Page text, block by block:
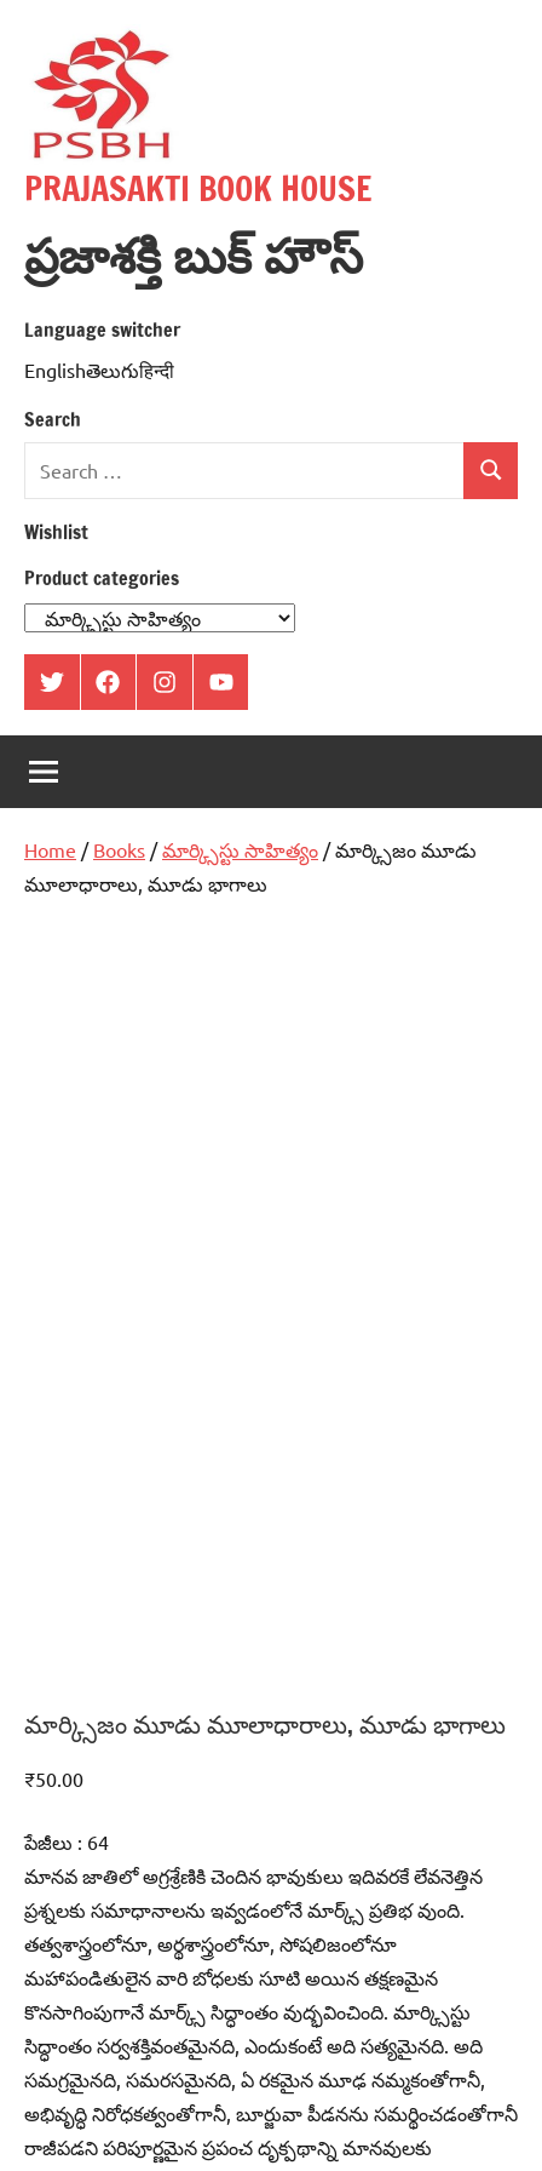
content
PRAJASAKTI BOOK HOUSE
ప్రజాశక్తి బుక్ హౌస్
Language switcher
Englishతెలుగుहिन्दी
Search
Search
for:
Search
Wishlist
Product categories
ట్విట్టర్
ఫేస్
బుక్
ఇంస్టాగ్రామ్యూట్యూబ్
Home / Books /మార్క్సిస్టు సాహిత్యం / మార్క్సిజం మూడు
మూలాధారాలు, మూడు భాగాలు
మార్క్సిజం మూడు మూలాధారాలు, మూడు భాగాలు
₹50.00
పేజీలు : 64
మానవ జాతిలో అగ్రశ్రేణికి చెందిన భావుకులు ఇదివరకే లేవనెత్తిన
ప్రశ్నలకు సమాధానాలను ఇవ్వడంలోనే మార్క్స్‌ ప్రతిభ వుంది.
తత్వశాస్త్రంలోనూ, అర్థశాస్త్రంలోనూ, సోషలిజంలోనూ
మహాపండితులైన వారి బోధలకు సూటి అయిన తక్షణమైన
కొనసాగింపుగానే మార్క్స్‌ సిద్ధాంతం వుద్భవించింది. మార్క్సిస్టు
సిద్ధాంతం సర్వశక్తివంతమైనది, ఎందుకంటే అది సత్యమైనది. అది
సమగ్రమైనది, సమరసమైనది, ఏ రకమైన మూఢ నమ్మకంతోగానీ,
అభివృద్ధి నిరోధకత్వంతోగానీ, బూర్జువా పీడనను సమర్థించడంతోగానీ
రాజీపడని పరిపూర్ణమైన ప్రపంచ దృక్పథాన్ని మానవులకు